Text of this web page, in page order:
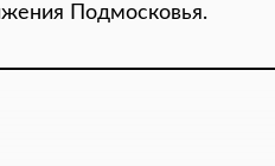
Подмосковья.